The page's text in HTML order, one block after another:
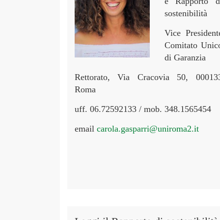
sostenibilità
Vice
Comitato
di Garanzia
Rettorato, Via Cracovia 50,
Roma
uff. 06.72592133 / mob. 348.1565454
email carola.gasparri@uniroma2.it